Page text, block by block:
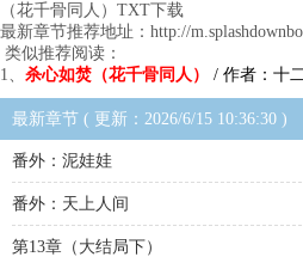
（花千骨同人）TXT下载
最新章节推荐地址：http://
类似推荐阅读：
1、 杀心如焚（花千骨同人） / 作者：十
最新章节 ( 更新：2026/6/15 10:36:30 )
番外：泥娃娃
番外：天上人间
第13章（大结局下）